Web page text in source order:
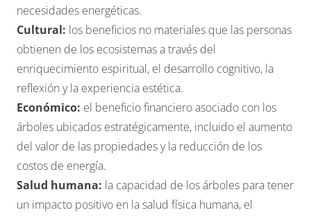
necesidades energéticas.
Cultural: los beneficios no materiales que las personas
obtienen de los ecosistemas a través del
enriquecimiento espiritual, el desarrollo cognitivo, la
reflexión y la experiencia estética.
Económico: el beneficio financiero asociado con los
árboles ubicados estratégicamente, incluido el aumento
del valor de las propiedades y la reducción de los
costos de energía.
Salud humana: la capacidad de los árboles para tener
un impacto positivo en la salud física humana, el